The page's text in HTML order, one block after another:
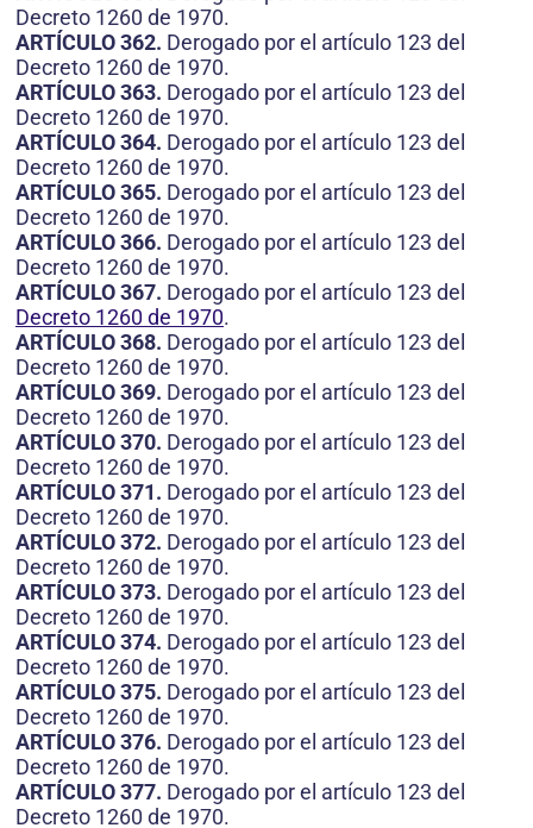
Decreto 1260 de 1970.
ARTÍCULO 362. Derogado por el artículo 123 del
Decreto 1260 de 1970.
ARTÍCULO 363. Derogado por el artículo 123 del
Decreto 1260 de 1970.
ARTÍCULO 364. Derogado por el artículo 123 del
Decreto 1260 de 1970.
ARTÍCULO 365. Derogado por el artículo 123 del
Decreto 1260 de 1970.
ARTÍCULO 366. Derogado por el artículo 123 del
Decreto 1260 de 1970.
ARTÍCULO 367. Derogado por el artículo 123 del
Decreto 1260 de 1970.
ARTÍCULO 368. Derogado por el artículo 123 del
Decreto 1260 de 1970.
ARTÍCULO 369. Derogado por el artículo 123 del
Decreto 1260 de 1970.
ARTÍCULO 370. Derogado por el artículo 123 del
Decreto 1260 de 1970.
ARTÍCULO 371. Derogado por el artículo 123 del
Decreto 1260 de 1970.
ARTÍCULO 372. Derogado por el artículo 123 del
Decreto 1260 de 1970.
ARTÍCULO 373. Derogado por el artículo 123 del
Decreto 1260 de 1970.
ARTÍCULO 374. Derogado por el artículo 123 del
Decreto 1260 de 1970.
ARTÍCULO 375. Derogado por el artículo 123 del
Decreto 1260 de 1970.
ARTÍCULO 376. Derogado por el artículo 123 del
Decreto 1260 de 1970.
ARTÍCULO 377. Derogado por el artículo 123 del
Decreto 1260 de 1970.